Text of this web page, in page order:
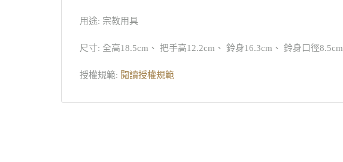
用途: 宗教用具
尺寸: 全高18.5cm、 把手高12.2cm、 鈴身16.3cm、 鈴身口徑8.5cm
授權規範: 閱讀授權規範